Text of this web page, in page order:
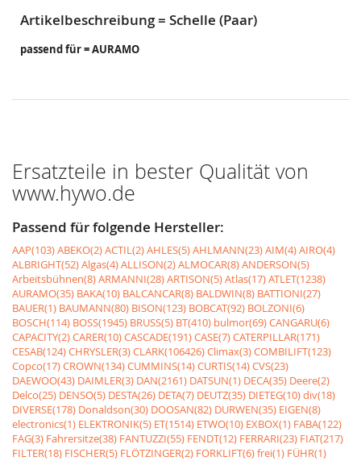
Artikelbeschreibung = Schelle (Paar)
passend für = AURAMO
Ersatzteile in bester Qualität von
www.hywo.de
Passend für folgende Hersteller:
AAP(103)ABEKO(2)ACTIL(2)AHLES(5)AHLMANN(23)AIM(4)AIRO(4)
ALBRIGHT(52)Algas(4)ALLISON(2)ALMOCAR(8)ANDERSON(5)
Arbeitsbühnen(8)ARMANNI(28)ARTISON(5)Atlas(17)ATLET(1238)
AURAMO(35) BAKA(10) BALCANCAR(8) BALDWIN(8) BATTIONI(27)
BAUER(1) BAUMANN(80) BISON(123) BOBCAT(92) BOLZONI(6)
BOSCH(114) BOSS(1945) BRUSS(5) BT(410) bulmor(69)CANGARU(6)
CAPACITY(2)CARER(10)CASCADE(191)CASE(7)CATERPILLAR(171)
CESAB(124)CHRYSLER(3)CLARK(106426)Climax(3)COMBILIFT(123)
Copco(17)CROWN(134)CUMMINS(14)CURTIS(14)CVS(23)
DAEWOO(43) DAIMLER(3) DAN(2161) DATSUN(1) DECA(35) Deere(2)
Delco(25) DENSO(5) DESTA(26) DETA(7) DEUTZ(35) DIETEG(10)div(18)
DIVERSE(178) Donaldson(30) DOOSAN(82) DURWEN(35) EIGEN(8)
electronics(1) ELEKTRONIK(5) ET(1514) ETWO(10) EXBOX(1) FABA(122)
FAG(3) Fahrersitze(38) FANTUZZI(55) FENDT(12) FERRARI(23) FIAT(217)
FILTER(18) FISCHER(5) FLÖTZINGER(2) FORKLIFT(6)frei(1) FÜHR(1)